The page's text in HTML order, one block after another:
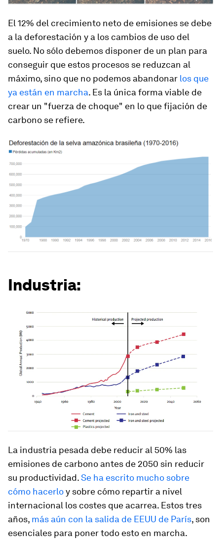
El 12% del crecimiento neto de emisiones se debe
a la deforestación y a los cambios de uso del
suelo. No sólo debemos disponer de un plan para
conseguir que estos procesos se reduzcan al
máximo, sino que no podemos abandonar los que
ya están en marcha. Es la única forma viable de
crear un "fuerza de choque" en lo que fijación de
carbono se refiere.
Industria:
La industria pesada debe reducir al 50% las
emisiones de carbono antes de 2050 sin reducir
su productividad.Se ha escrito mucho sobre
cómo hacerloy sobre cómo repartir a nivel
internacional los costes que acarrea. Estos tres
años, más aún con la salida de EEUU de París, son
esenciales para poner todo esto en marcha.